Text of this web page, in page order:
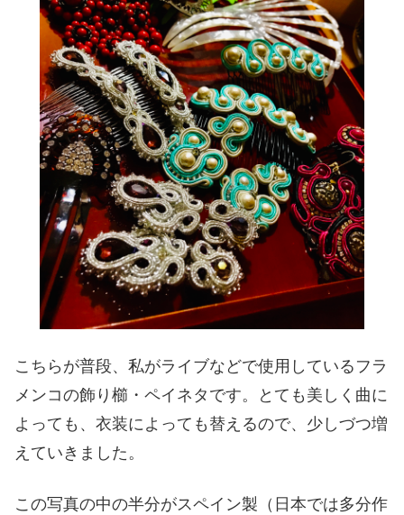
こちらが普段、私がライブなどで使用しているフラ
メンコの飾り櫛・ペイネタです。とても美しく曲に
よっても、衣装によっても替えるので、少しづつ増
えていきました。
この写真の中の半分がスペイン製（日本では多分作